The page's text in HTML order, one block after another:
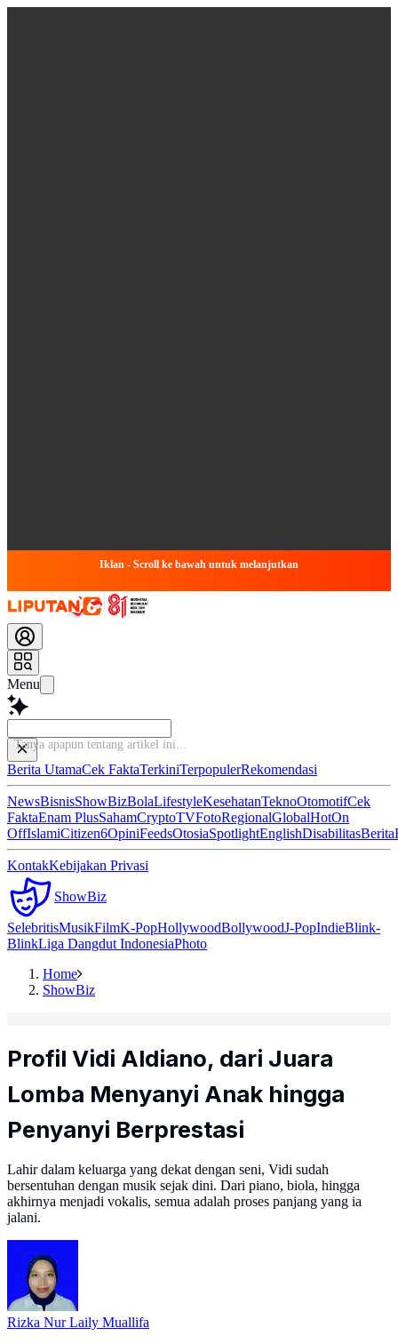
Iklan - Scroll ke bawah untuk melanjutkan
Menu
Baca
Berita UtamaCek FaktaTerkiniTerpopulerRekomendasi
NewsBisnisShowBizBolaLifestyleKesehatanTeknoOtomotifCek
FaktaEnam PlusSahamCryptoTVFotoRegionalGlobalHotOn
OffIslamiCitizen6OpiniFeedsOtosiaSpotlightEnglishDisabilitasBerita
KontakKebijakan Privasi
ShowBiz
SelebritisMusikFilmK-PopHollywoodBollywoodJ-PopIndieBlink-
BlinkLiga Dangdut IndonesiaPhoto
Home
ShowBiz
Profil Vidi Aldiano, dari Juara
Lomba Menyanyi Anak hingga
Penyanyi Berprestasi
Lahir dalam keluarga yang dekat dengan seni, Vidi sudah
bersentuhan dengan musik sejak dini. Dari piano, biola, hingga
akhirnya menjadi vokalis, semua adalah proses panjang yang ia
jalani.
Rizka Nur Laily Muallifa